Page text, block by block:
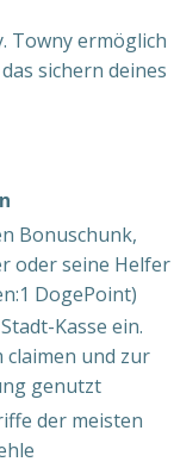
Towny ermöglich
sichern deines
Bonuschunk,
oder seine Helfer
DogePoint)
Kasse ein.
claimen und zur
genutzt
der meisten